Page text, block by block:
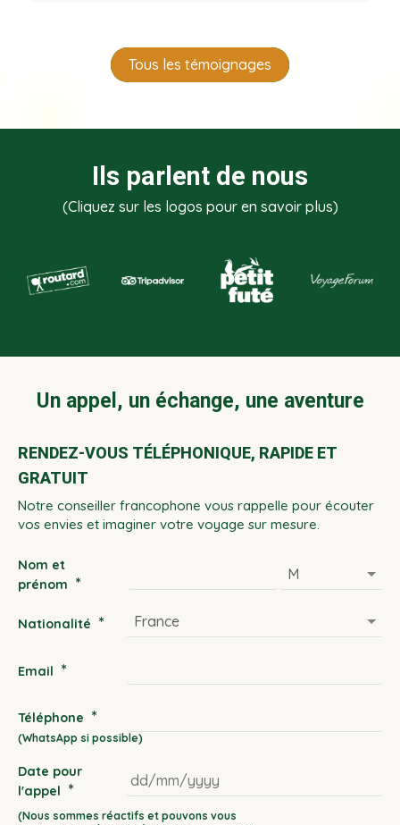
Tous les témoignages
Ils parlent de nous
(Cliquez sur les logos pour en savoir plus)
Un appel, un échange, une aventure
RENDEZ-VOUS TÉLÉPHONIQUE, RAPIDE ET
GRATUIT
Notre conseiller francophone vous rappelle pour écouter
vos envies et imaginer votre voyage sur mesure.
Nom et
prénom *
Nationalité *
Email *
Téléphone *
Date pour
l'appel *
DD